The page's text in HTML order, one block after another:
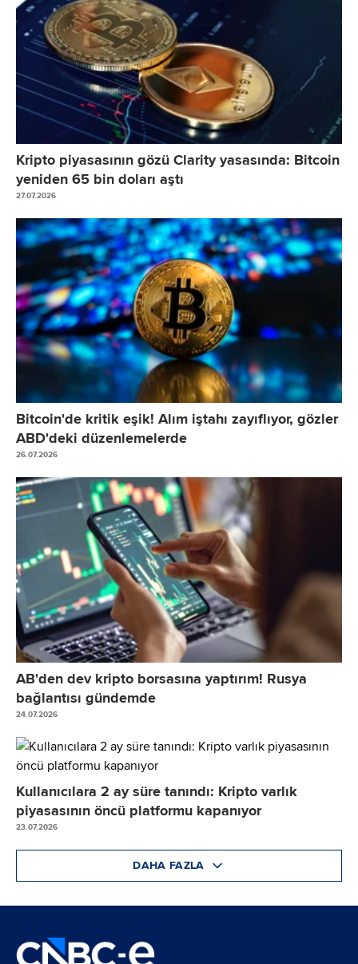
Kripto piyasasının gözü Clarity yasasında: Bitcoin
yeniden 65 bin doları aştı
27.07.2026
Bitcoin'de kritik eşik! Alım iştahı zayıflıyor, gözler
ABD'deki düzenlemelerde
26.07.2026
AB'den dev kripto borsasına yaptırım! Rusya
bağlantısı gündemde
24.07.2026
Kullanıcılara 2 ay süre tanındı: Kripto varlık
piyasasının öncü platformu kapanıyor
23.07.2026
DAHA FAZLA